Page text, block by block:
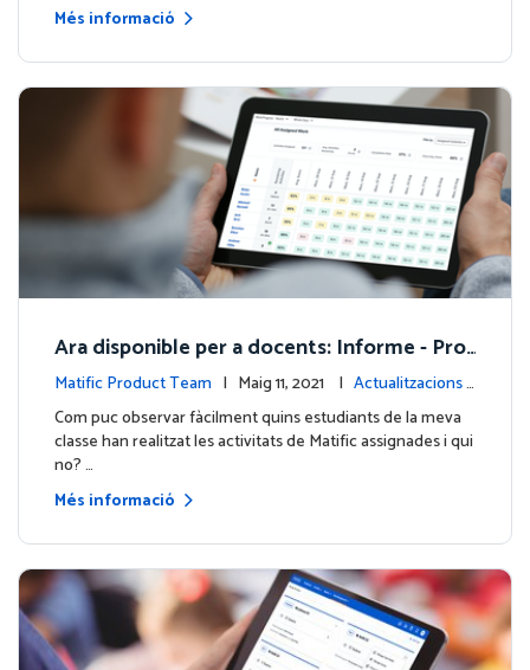
Més informació
Ara disponible per a docents: Informe - Pro
grés estudiants
Matific Product Team | Maig 11, 2021 | Actualitzacions d
e la plataforma
Com puc observar fàcilment quins estudiants de la meva
classe han realitzat les activitats de Matific assignades i qui
no? …
Més informació